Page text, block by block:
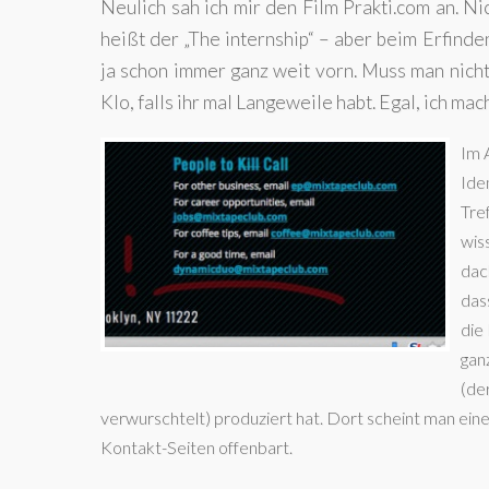
Neulich sah ich mir den Film Prakti.com an.
heißt der „The internship“ – aber beim
ja schon immer ganz weit vorn. Muss man
Klo, falls ihr mal Langeweile habt. Egal, ich
Im
die
verwurschtelt) produziert hat. Dort scheint man
Kontakt-Seiten offenbart.